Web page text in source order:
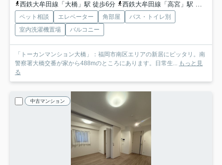
西鉄大牟田線「大橋」駅 徒歩6分
西鉄大牟田線「高宮」駅 徒歩16分
ペット相談 エレベーター 角部屋
バス・トイレ別
室内洗濯機置場
バルコニー
「トーカンマンション大橋」：福岡市南区エリアの新居にピッタリ。南
警察署大橋交番が家から488mのところにあります。日常生... もっと見
る
中古マンション